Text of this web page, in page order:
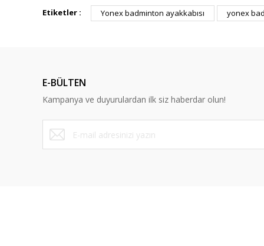
Görüş ve önerileriniz için teşekkür ederiz.
Ürün fiyatı diğer sitelerden daha pahalı.
Bu ürüne benzer farklı alternatifler olmalı.
Etiketler : Yonex badminton ayakkabısı yonex
E-BÜLTEN
Kampanya ve duyurulardan ilk siz haberdar olun!